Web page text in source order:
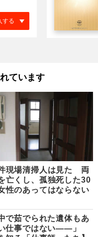
する
ています
現場清掃人は見た 両
亡くし、孤独死した30
性のあってはならない
で茹でられた遺体もあ
仕事ではない――」